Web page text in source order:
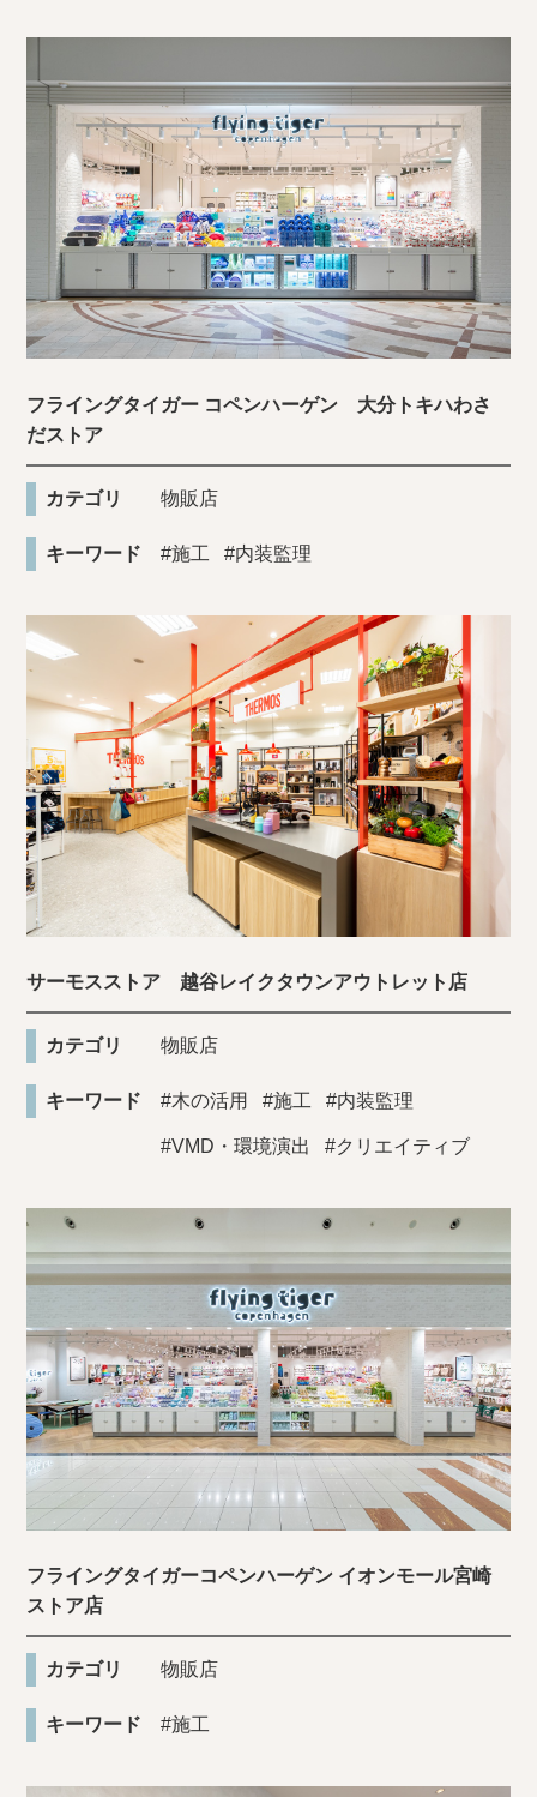
フライングタイガー コペンハーゲン 大分トキハわさ
だストア
カテゴリ 物販店
キーワード #施工 #内装監理
サーモスストア 越谷レイクタウンアウトレット店
カテゴリ 物販店
キーワード #木の活用 #施工 #内装監理
#VMD・環境演出 #クリエイティブ
フライングタイガーコペンハーゲン イオンモール宮崎
ストア店
カテゴリ 物販店
キーワード #施工